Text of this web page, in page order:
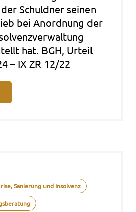
Schuld­ner sei­nen
bei Anord­nung der
hat. BGH, Urteil
– IX ZR 12/22
Sanierung und Insolvenz